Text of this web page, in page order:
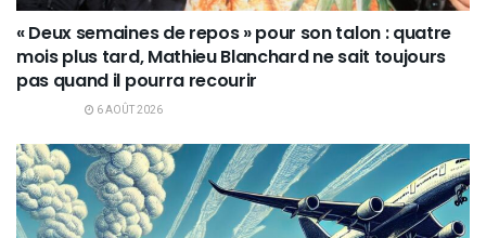
« Deux semaines de repos » pour son talon : quatre
mois plus tard, Mathieu Blanchard ne sait toujours
pas quand il pourra recourir
6 AOÛT 2026